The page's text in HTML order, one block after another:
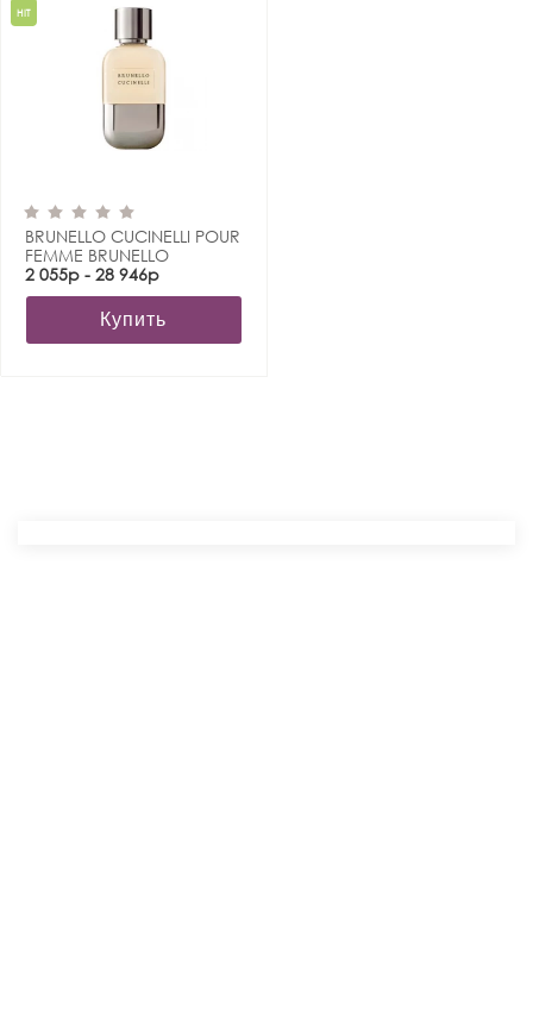
HIT
BRUNELLO CUCINELLI POUR
FEMME BRUNELLO
CUCINELLI
2 055р - 28 946р
Купить